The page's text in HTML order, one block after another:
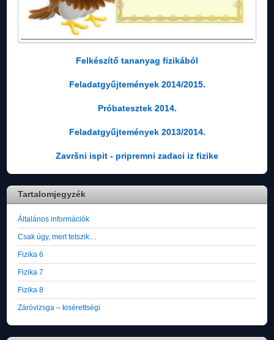
Felkészítő tananyag fizikából
Feladatgyűjtemények 2014/2015.
Próbatesztek 2014.
Feladatgyűjtemények 2013/2014.
Završni ispit - pripremni zadaci iz fizike
Tartalomjegyzék
Általános információk
Csak úgy, mert tetszik…
Fizika 6
Fizika 7
Fizika 8
Záróvizsga – kisérettségi